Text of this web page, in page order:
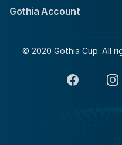
Gothia Account
© 2020 Gothia Cup. All
Facebook